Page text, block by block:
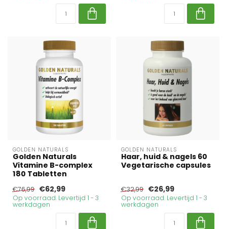
GOLDEN NATURALS
Golden Naturals
Vitamine B-complex
180 Tabletten
€76,99 €62,99
Op voorraad. Levertijd 1 - 3
werkdagen
GOLDEN NATURALS
Haar, huid & nagels 60
Vegetarische capsules
€32,99 €26,99
Op voorraad. Levertijd 1 - 3
werkdagen